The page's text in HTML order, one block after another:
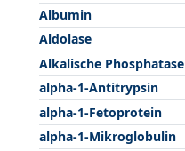
Albumin
Aldolase
Alkalische Phosphatase
alpha-1-Antitrypsin
alpha-1-Fetoprotein
alpha-1-Mikroglobulin